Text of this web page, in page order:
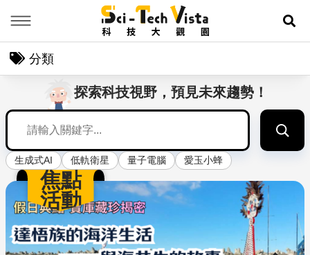
展
分類
探索科技視野，預見未來趨勢！
關鍵字搜尋
生成式AI 低軌衛星 量子電腦 愛玉小蜂
焦點
活動